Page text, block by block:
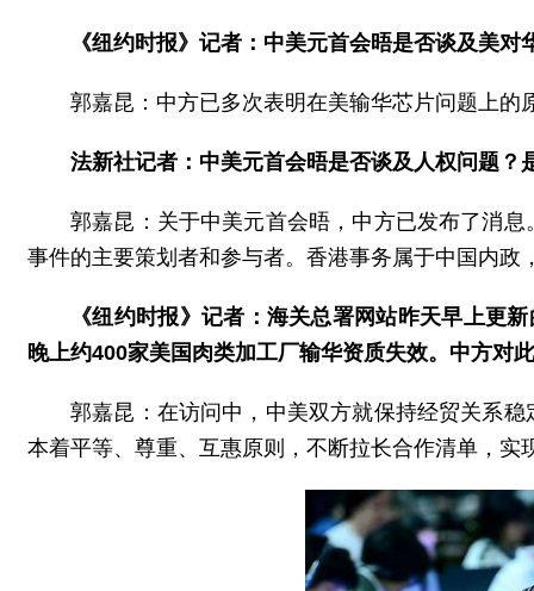
《纽约时报》记者：中美元首会晤是否谈及美
郭嘉昆：中方已多次表明在美输华芯片问题上的
法新社记者：中美元首会晤是否谈及人权问题？
郭嘉昆：关于中美元首会晤，中方已发布了消
事件的主要策划者和参与者。香港事务属于中国内
《纽约时报》记者：海关总署网站昨天早上更
晚上约400家美国肉类加工厂输华资质失效。中方对
郭嘉昆：在访问中，中美双方就保持经贸关系
本着平等、尊重、互惠原则，不断拉长合作清单，